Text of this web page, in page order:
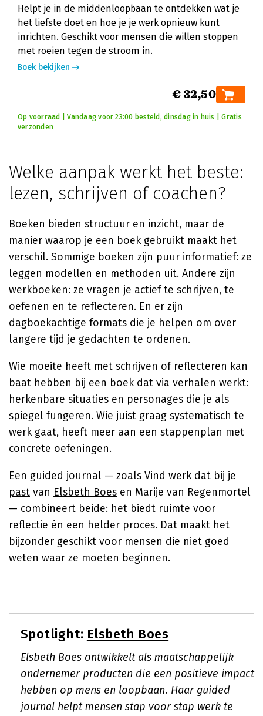
Helpt je in de middenloopbaan te ontdekken wat je
het liefste doet en hoe je je werk opnieuw kunt
inrichten. Geschikt voor mensen die willen stoppen
met roeien tegen de stroom in.
Boek bekijken
€ 32,50
Op voorraad | Vandaag voor 23:00 besteld, dinsdag in huis | Gratis
verzonden
Welke aanpak werkt het beste:
lezen, schrijven of coachen?
Boeken bieden structuur en inzicht, maar de
manier waarop je een boek gebruikt maakt het
verschil. Sommige boeken zijn puur informatief: ze
leggen modellen en methoden uit. Andere zijn
werkboeken: ze vragen je actief te schrijven, te
oefenen en te reflecteren. En er zijn
dagboekachtige formats die je helpen om over
langere tijd je gedachten te ordenen.
Wie moeite heeft met schrijven of reflecteren kan
baat hebben bij een boek dat via verhalen werkt:
herkenbare situaties en personages die je als
spiegel fungeren. Wie juist graag systematisch te
werk gaat, heeft meer aan een stappenplan met
concrete oefeningen.
Een guided journal — zoals Vind werk dat bij je
past van Elsbeth Boes en Marije van Regenmortel
— combineert beide: het biedt ruimte voor
reflectie én een helder proces. Dat maakt het
bijzonder geschikt voor mensen die niet goed
weten waar ze moeten beginnen.
Spotlight: Elsbeth Boes
Elsbeth Boes ontwikkelt als maatschappelijk
ondernemer producten die een positieve impact
hebben op mens en loopbaan. Haar guided
journal helpt mensen stap voor stap werk te